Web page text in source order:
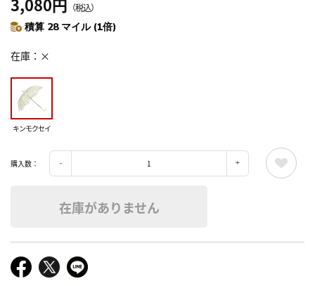
（税込）
積算 28 マイル (1倍)
在庫 ×
キンモクセイ
購入数：
在庫がありません